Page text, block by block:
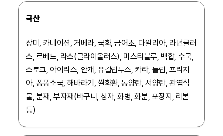
국산
장미, 카네이션, 거베라, 국화, 금어초, 다알리아, 라넌큘러
스, 르베느, 라스(글라이올러스), 미스티블루, 백합, 수국,
스토크, 아이리스, 안개, 유칼립투스, 카라, 튤립, 프리지
아, 퐁퐁소국, 해바라기, 쌀화환, 동양란, 서양란, 관엽식
물, 분재, 부자재(바구니, 상자, 화병, 화분, 포장지, 리본
등)